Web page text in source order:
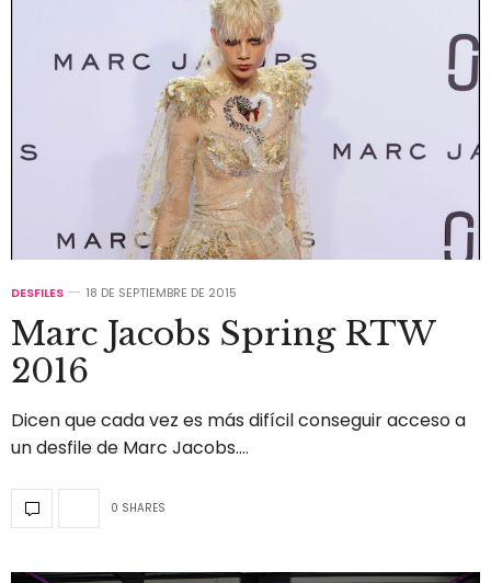
DESFILES 18 DE SEPTIEMBRE DE 2015
Marc Jacobs Spring RTW
2016
Dicen que cada vez es más difícil conseguir acceso a
un desfile de Marc Jacobs.…
0 SHARES